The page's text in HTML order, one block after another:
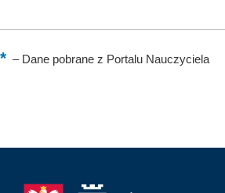
–Dane pobrane z Portalu Nauczyciela